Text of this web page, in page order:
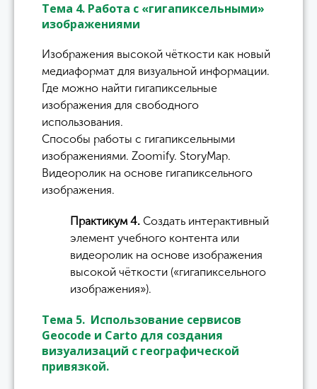
Тема 4. Работа с «гигапиксельными»
изображениями
Изображения высокой чёткости как новый
медиаформат для визуальной информации.
Где можно найти гигапиксельные
изображения для свободного
использования.
Способы работы с гигапиксельными
изображениями. Zoomify. StoryMap.
Видеоролик на основе гигапиксельного
изображения.
Практикум 4. Создать интерактивный
элемент учебного контента или
видеоролик на основе изображения
высокой чёткости («гигапиксельного
изображения»).
Тема 5. Использование сервисов
Geocode и Carto для создания
визуализаций с географической
привязкой.